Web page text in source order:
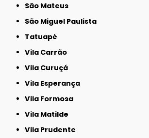
São Mateus
São Miguel Paulista
Tatuapé
Vila Carrão
Vila Curuçá
Vila Esperança
Vila Formosa
Vila Matilde
Vila Prudente